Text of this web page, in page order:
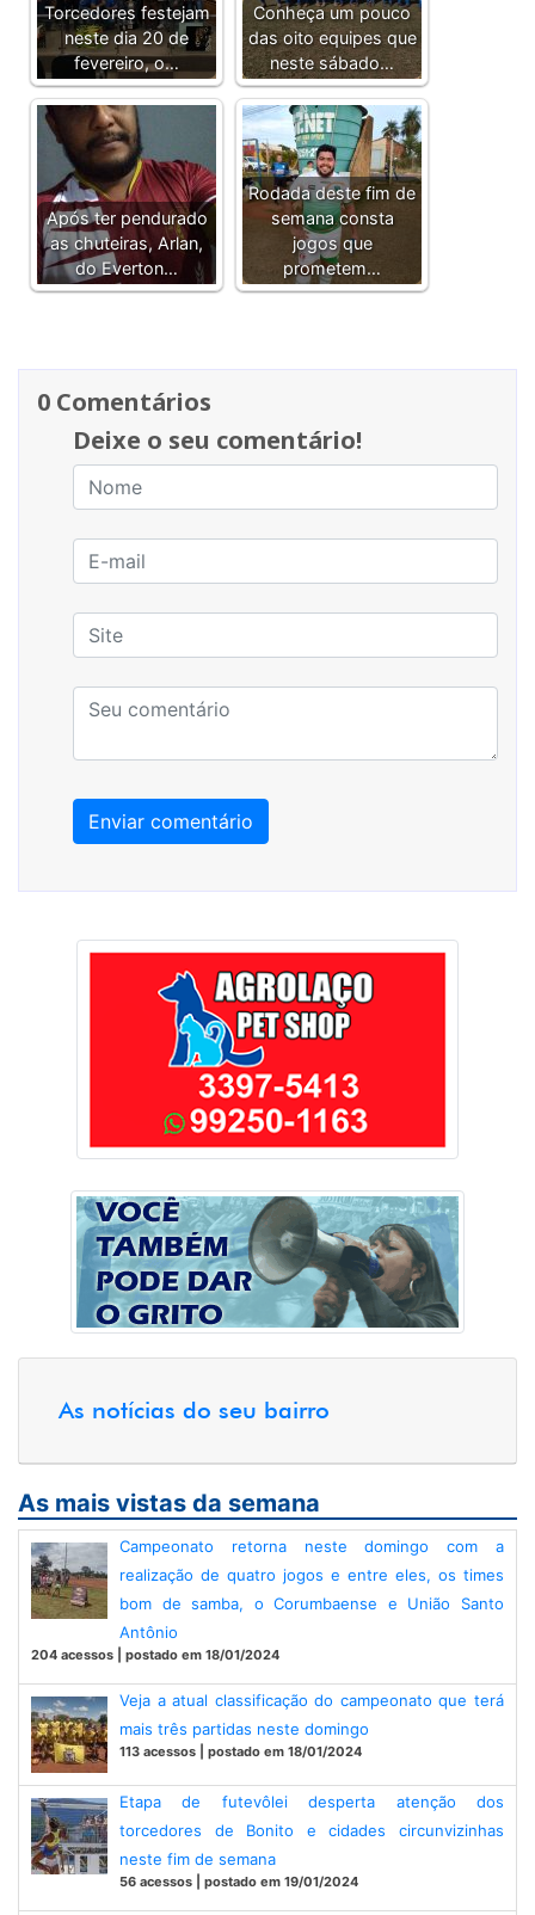
Torcedores festejam
neste dia 20 de
fevereiro, o…
Conheça um pouco
das oito equipes que
neste sábado…
Após ter pendurado
as chuteiras, Arlan,
do Everton…
Rodada deste fim de
semana consta
jogos que
prometem…
0 Comentários
Deixe o seu comentário!
As notícias do seu bairro
As mais vistas da semana
Campeonato retorna neste domingo com a
realização de quatro jogos e entre eles, os times
bom de samba, o Corumbaense e União Santo
Antônio
204 acessos | postado em 18/01/2024
Veja a atual classificação do campeonato que terá
mais três partidas neste domingo
113 acessos | postado em 18/01/2024
Etapa de futevôlei desperta atenção dos
torcedores de Bonito e cidades circunvizinhas
neste fim de semana
56 acessos | postado em 19/01/2024